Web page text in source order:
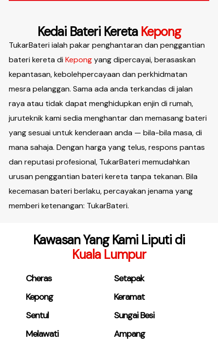
Kedai Bateri Kereta Kepong
TukarBateri ialah pakar penghantaran dan penggantian
bateri kereta diKepongyang dipercayai, berasaskan
kepantasan, kebolehpercayaan dan perkhidmatan
mesra pelanggan. Sama ada anda terkandas di jalan
raya atau tidak dapat menghidupkan enjin di rumah,
juruteknik kami sedia menghantar dan memasang bateri
yang sesuai untuk kenderaan anda — bila-bila masa, di
mana sahaja. Dengan harga yang telus, respons pantas
dan reputasi profesional, TukarBateri memudahkan
urusan penggantian bateri kereta tanpa tekanan. Bila
kecemasan bateri berlaku, percayakan jenama yang
memberi ketenangan: TukarBateri.
Kawasan Yang Kami Liputi di
Kuala Lumpur
Cheras
Setapak
Kepong
Keramat
Sentul
Sungai Besi
Melawati
Ampang